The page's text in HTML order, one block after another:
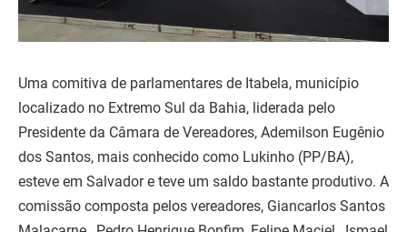
Uma comitiva de parlamentares de Itabela, município
localizado no Extremo Sul da Bahia, liderada pelo
Presidente da Câmara de Vereadores, Ademilson Eugênio
dos Santos, mais conhecido como Lukinho (PP/BA),
esteve em Salvador e teve um saldo bastante produtivo. A
comissão composta pelos vereadores, Giancarlos Santos